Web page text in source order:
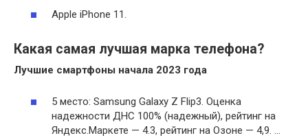
Apple iPhone 11.
Какая самая лучшая марка телефона?
Лучшие смартфоны начала 2023 года
5 место: Samsung Galaxy Z Flip3. Оценка
надежности ДНС 100% (надежный), рейтинг на
Яндекс.Маркете — 4.3, рейтинг на Озоне — 4,9. …